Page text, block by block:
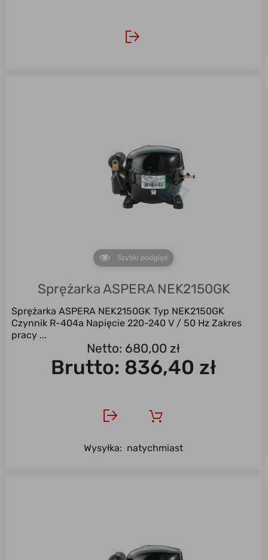
Szybki podgląd
Sprężarka ASPERA NEK2150GK
Sprężarka ASPERA NEK2150GK Typ NEK2150GK
Czynnik R-404a Napięcie 220-240 V / 50 Hz Zakres
pracy ...
Netto: 680,00 zł
Brutto: 836,40 zł
Wysyłka: natychmiast